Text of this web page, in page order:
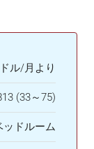
ル/月より
(33～75)
ッドルーム